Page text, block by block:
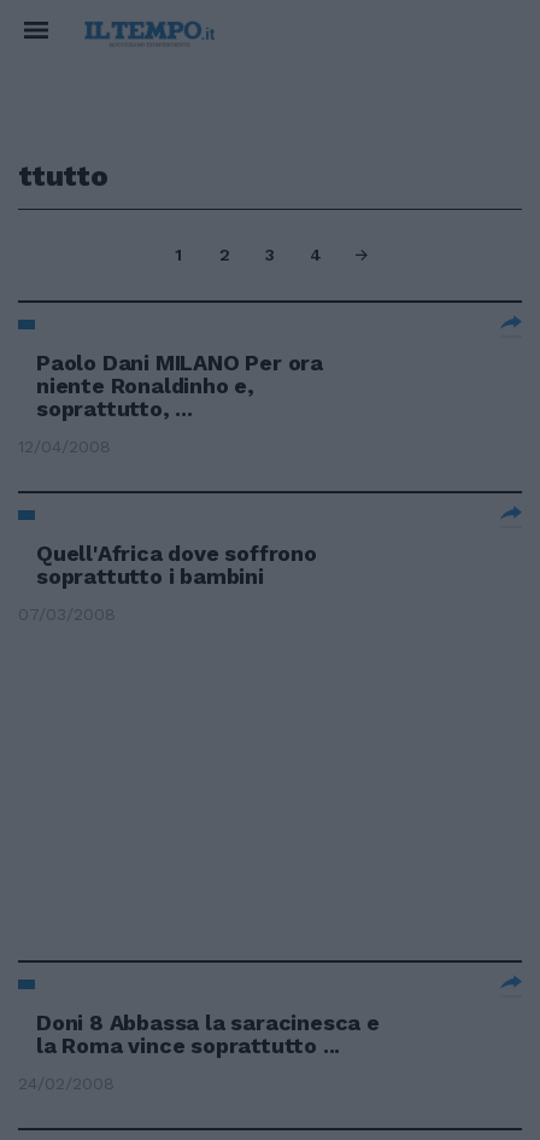
ttutto
1 2 3 4
Paolo Dani MILANO Per ora
niente Ronaldinho e,
soprattutto, ...
12/04/2008
Quell'Africa dove soffrono
soprattutto i bambini
07/03/2008
Doni 8 Abbassa la saracinesca e
la Roma vince soprattutto ...
24/02/2008